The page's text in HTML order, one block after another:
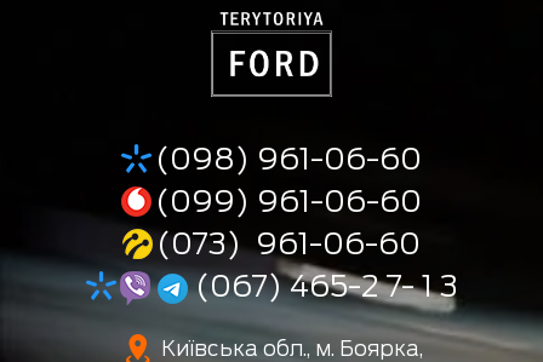
(098) 961-06-60
(099) 961-06-60
(073) 961-06-60
(067) 465-2 7- 1 3
Київська обл., м. Боярка,